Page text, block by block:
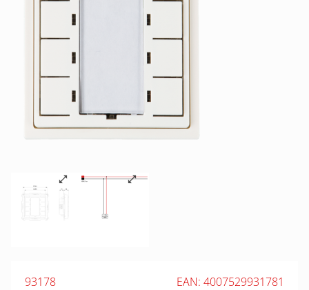
93178 EAN: 4007529931781